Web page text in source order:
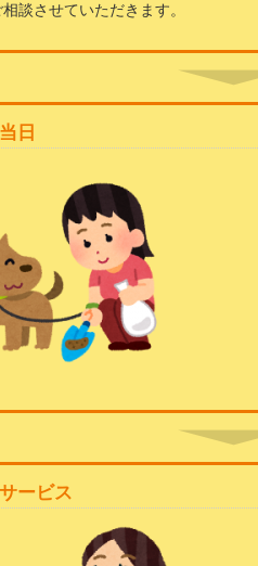
談させていただきます。
日
ービス